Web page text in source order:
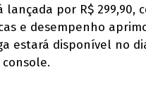
lançada por R$ 299,90,
e desempenho
estará disponível no